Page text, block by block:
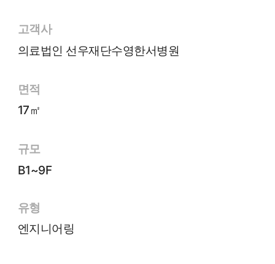
고객사
의료법인 선우재단수영한서병원
면적
17㎡
규모
B1~9F
유형
엔지니어링